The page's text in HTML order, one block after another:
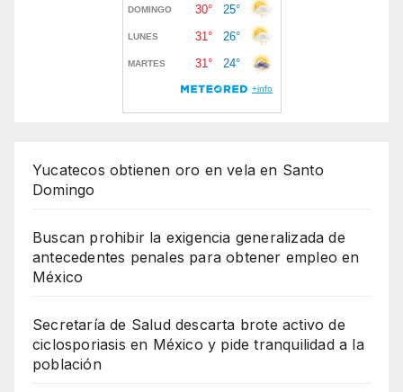
Yucatecos obtienen oro en vela en Santo
Domingo
Buscan prohibir la exigencia generalizada de
antecedentes penales para obtener empleo en
México
Secretaría de Salud descarta brote activo de
ciclosporiasis en México y pide tranquilidad a la
población